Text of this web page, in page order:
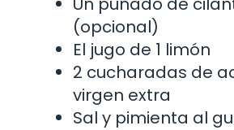
(opcional)
El jugo de 1 limón
2 cucharadas de
virgen extra
Sal y pimienta al